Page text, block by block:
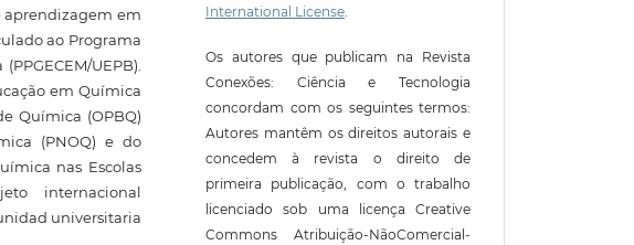
aprendizagem em
ao Programa
UEPB).
em Química
Química (OPBQ)
(PNOQ) e do
nas Escolas
internacional
universitaria
International License
Os autores que publicam na Revista
Conexões: Ciência e Tecnologia
concordam com os seguintes termos:
Autores mantêm os direitos autorais e
concedem à revista o direito de
primeira publicação, com o trabalho
licenciado sob uma licença Creative
Commons Atribuição-NãoComercial-